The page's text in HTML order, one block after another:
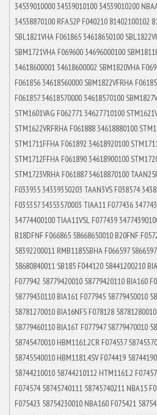
34539010000 34539010100 34539010200
34538870100 RFA52P F040210 81402100102
SBL1821VHA F061865 34618650100
SBM1721VHA F069600 34696000100
34618600001 34618600002 SBM1820VHA
F061856 34618560000 SBM1822VFRHA
F061857 34618570000 34618570100
STM1601VAG F062771 34627710100
STM1622VRFRHA F061888 34618880100
STM1711FFHA F061892 34618920100
STM1712FFHA F061890 34618900100
STM1723VRHA F061887 34618870100
F033935 34339350203 TAAN3VS F038574
F035357 34353570003 TIAA11 F077436
34774400100 TIAA11VSL F077439
B18DFNF F066865 58668650010 B20FNF
58392200011 RMB1185SBHA F066597
58680840011 SB185 F044120 58441200210
F077942 58779420010 58779420110 BIA160
58779430110 BIA161 F077945 58779450010
58781270010 BIA16NFS F078128
58779460110 BIA16T F077947 58779470010
58745470010 HBM1161.2CR F074537
58745540010 HBM1181.4SV F074419
58744210010 58744210112 HTM1161.2
F074574 58745740111 58745740211 NBA15
F075423 58754230010 NBA160 F075421